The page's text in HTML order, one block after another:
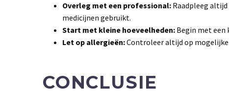
Overleg met een professional: Raadpleeg
medicijnen gebruikt.
Start met kleine hoeveelheden: Begin met een
Let op allergieën:Controleer altijd op
CONCLUSIE